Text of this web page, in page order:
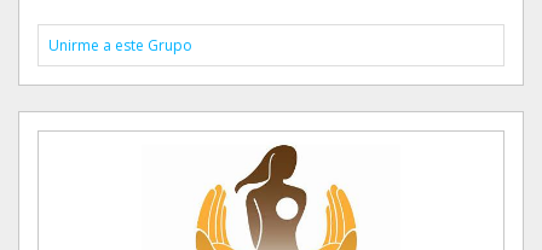
Unirme a este Grupo